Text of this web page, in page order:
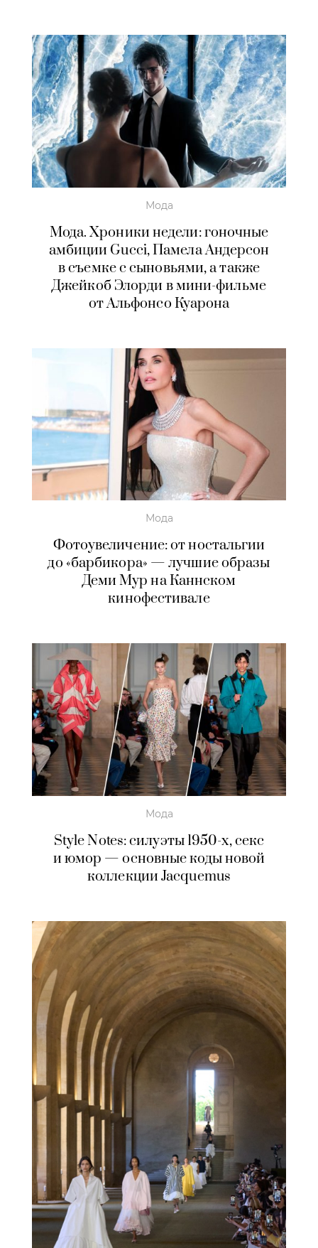
Мода
Мода. Хроники недели: гоночные
амбиции Gucci, Памела Андерсон
в съемке с сыновьями, а также
Джейкоб Элорди в мини-фильме
от Альфонсо Куарона
Мода
Фотоувеличение: от ностальгии
до «барбикора» — лучшие образы
Деми Мур на Каннском
кинофестивале
Мода
Style Notes: силуэты 1950-х, секс
и юмор — основные коды новой
коллекции Jacquemus